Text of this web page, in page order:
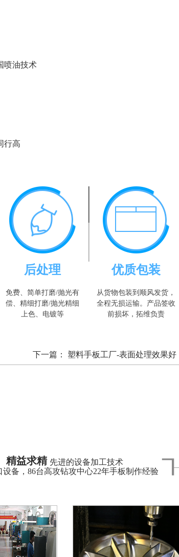
喷油技术
行高
后处理
免费、简单打磨/抛光有
偿、精细打磨/抛光精细
上色、电镀等
优质包装
从货物包装到顺风发货，
全程无损运输。产品签收
前损坏，拓维负责
下一篇： 塑料手板工厂-表面处理效果好
精益求精 先进的设备加工技术
设备，86台高攻钻攻中心22年手板制作经验